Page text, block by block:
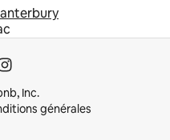
Inc.
générales